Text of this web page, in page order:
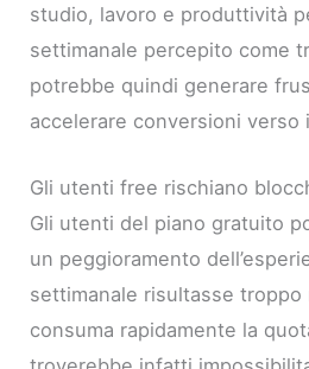
studio, lavoro e produttività
settimanale percepito come
potrebbe quindi generare
accelerare conversioni verso
Gli utenti free rischiano
Gli utenti del piano gratuito
un peggioramento
settimanale risultasse
consuma rapidamente la